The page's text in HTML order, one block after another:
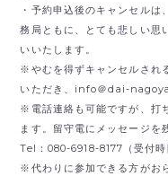
・予約申込後のキャンセル
務局ともに、とても悲しい思
いいたします。
※やむを得ずキャンセルされ
いただき、 info＠dai-
※電話連絡も可能ですが、打
ます。留守電にメッセージを
Tel：080-6918-8177（受付
※代わりに参加できる方がお